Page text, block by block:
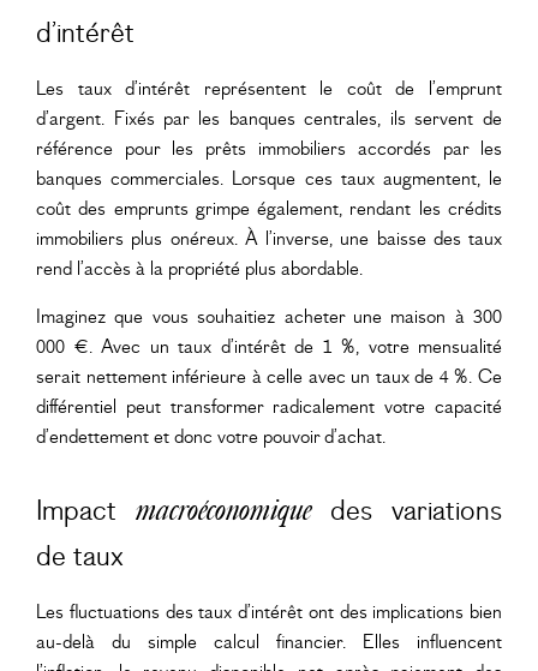
d’intérêt
Les taux d’intérêt représentent le coût de l’emprunt
d’argent. Fixés par les banques centrales, ils servent de
référence pour les prêts immobiliers accordés par les
banques commerciales. Lorsque ces taux augmentent, le
coût des emprunts grimpe également, rendant les crédits
immobiliers plus onéreux. À l’inverse, une baisse des taux
rend l’accès à la propriété plus abordable.
Imaginez que vous souhaitiez acheter une maison à 300
000 €. Avec un taux d’intérêt de 1 %, votre mensualité
serait nettement inférieure à celle avec un taux de 4 %. Ce
différentiel peut transformer radicalement votre capacité
d’endettement et donc votre pouvoir d’achat.
Impact macroéconomiquedes variations
de taux
Les fluctuations des taux d’intérêt ont des implications bien
au-delà du simple calcul financier. Elles influencent